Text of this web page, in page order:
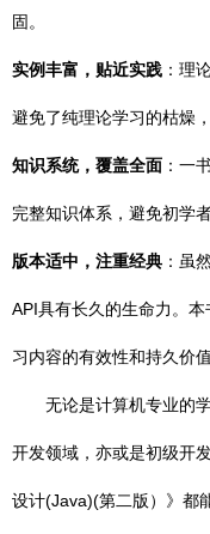
固。
实例丰富，贴近实践 ：理
避免了纯理论学习的枯燥
知识系统，覆盖全面 ：一
完整知识体系，避免初学
版本适中，注重经典 ：虽
API具有长久的生命力。
习内容的有效性和持久价值
无论是计算机专业的
开发领域，亦或是初级开
设计(Java)(第二版）》都